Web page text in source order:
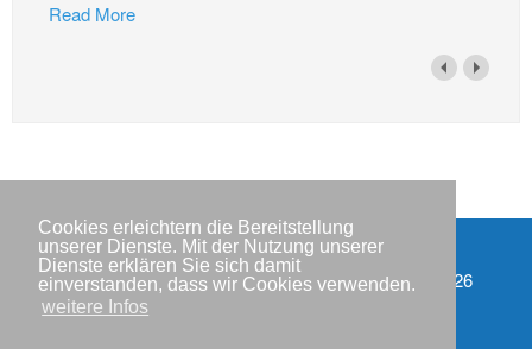
Cookies erleichtern die Bereitstellung
unserer Dienste. Mit der Nutzung unserer
Dienste erklären Sie sich damit
einverstanden, dass wir Cookies verwenden.
weitere Infos
Read More
Impressum
Datenschutzerklärung
Copyright © IWR 2026